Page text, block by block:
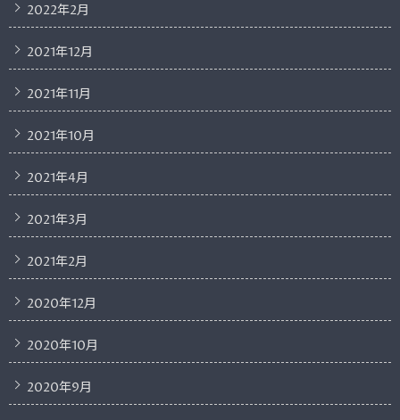
2022年2月
2021年12月
2021年11月
2021年10月
2021年4月
2021年3月
2021年2月
2020年12月
2020年10月
2020年9月